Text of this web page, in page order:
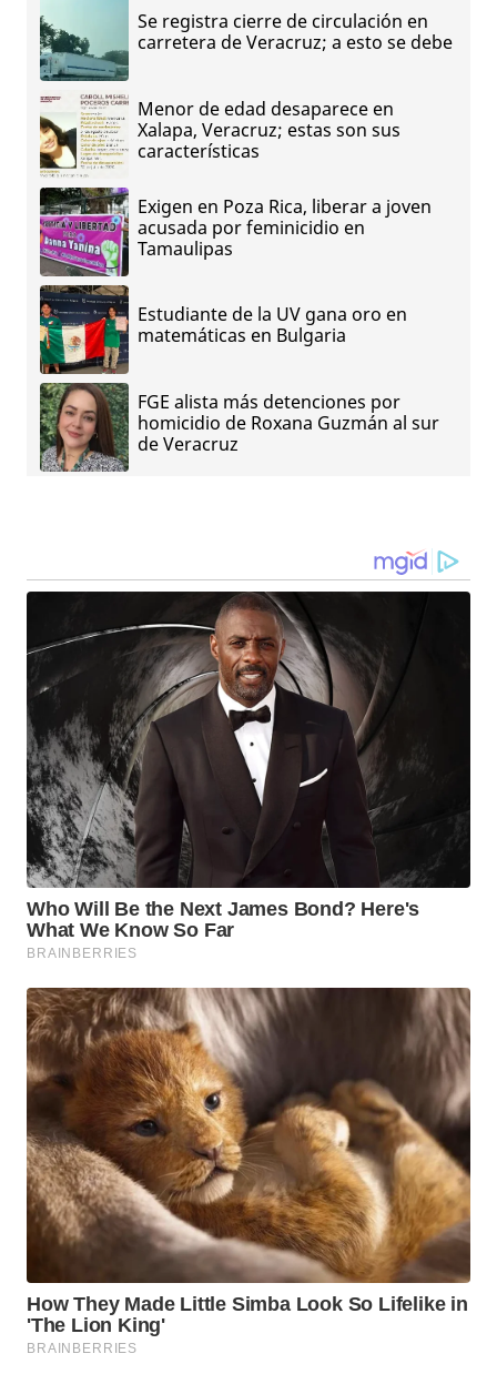
Se registra cierre de circulación en
carretera de Veracruz; a esto se debe
Menor de edad desaparece en
Xalapa, Veracruz; estas son sus
características
Exigen en Poza Rica, liberar a joven
acusada por feminicidio en
Tamaulipas
Estudiante de la UV gana oro en
matemáticas en Bulgaria
FGE alista más detenciones por
homicidio de Roxana Guzmán al sur
de Veracruz